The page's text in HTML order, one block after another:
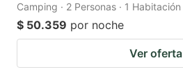
Camping · 2 Personas · 1 Habitación
$ 50.359 por noche
Ver oferta